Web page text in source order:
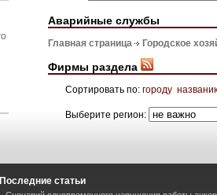
Аварийные службы
Главная страница Городское
Фирмы раздела
Сортировать по: городу
Выберите регион:
Последние статьи